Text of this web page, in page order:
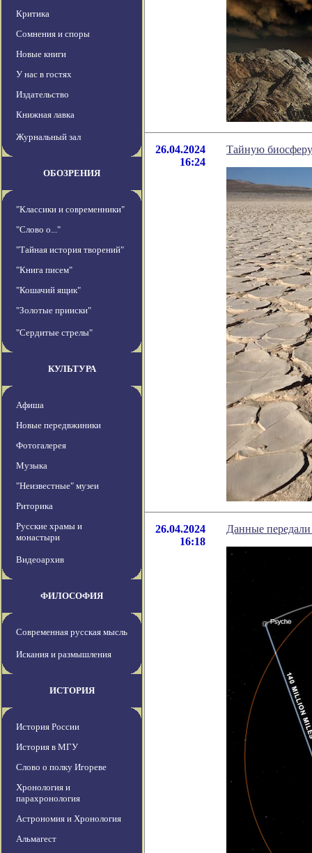
Критика
Сомнения и споры
Новые книги
У нас в гостях
Издательство
Книжная лавка
Журнальный зал
ОБОЗРЕНИЯ
"Классики и современники"
"Слово о..."
"Тайная история творений"
"Книга писем"
"Кошачий ящик"
"Золотые прииски"
"Сердитые стрелы"
КУЛЬТУРА
Афиша
Новые передвжиники
Фотогалерея
Музыка
"Неизвестные" музеи
Риторика
Русские храмы и
монастыри
Видеоархив
ФИЛОСОФИЯ
Современная русская мысль
Искания и размышления
ИСТОРИЯ
История России
История в МГУ
Слово о полку Игореве
Хронология и
парахронология
Астрономия и Хронология
Альмагест
26.04.2024
16:24
Тайную
26.04.2024
16:18
Данные